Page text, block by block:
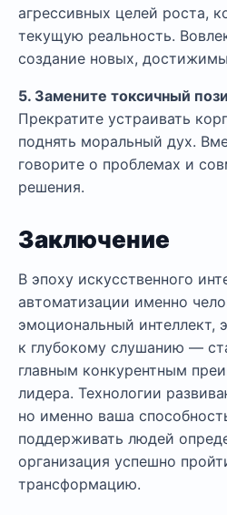
агрессивных целей роста,
текущую реальность.
создание новых,
5. Замените токсичный
Прекратите устраивать
поднять моральный дух.
говорите о проблемах и
решения.
Заключение
В эпоху искусственного
автоматизации именно
эмоциональный интеллект,
к глубокому слушанию —
главным конкурентным
лидера. Технологии
но именно ваша
поддерживать людей
организация успешно
трансформацию.